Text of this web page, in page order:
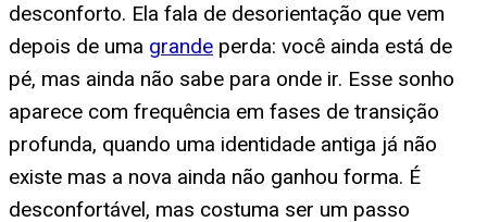
desconforto. Ela fala de desorientação que vem
depois de uma grande perda: você ainda está de
pé, mas ainda não sabe para onde ir. Esse sonho
aparece com frequência em fases de transição
profunda, quando uma identidade antiga já não
existe mas a nova ainda não ganhou forma. É
desconfortável, mas costuma ser um passo